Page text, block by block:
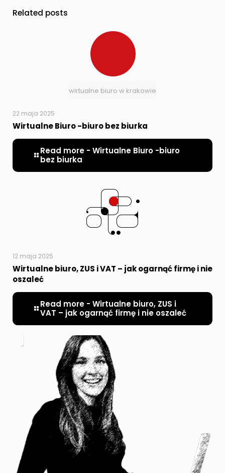
Related posts
wirtualne biuro w krakowie
22 maja 2025
Wirtualne Biuro -biuro bez biurka
Read more - Wirtualne Biuro -biuro
bez biurka
12 maja 2025
Wirtualne biuro, ZUS i VAT – jak ogarnąć firmę i nie
oszaleć
Read more - Wirtualne biuro, ZUS i
VAT – jak ogarnąć firmę i nie oszaleć